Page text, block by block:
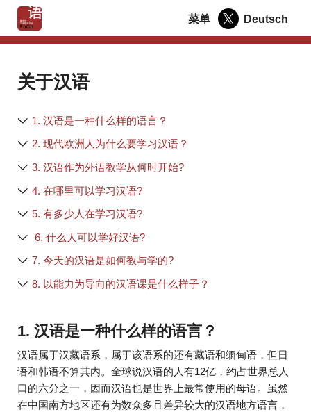
菜单 Deutsch
关于汉语
1. 汉语是一种什么样的语言？
2. 现代欧洲人为什么要学习汉语？
3. 汉语作为外语教学从何时开始?
4. 在哪里可以学习汉语?
5. 有多少人在学习汉语?
6. 什么人可以学好汉语?
7. 今天的汉语是如何教与学的?
8. 以能力为导向的汉语课是什么样子？
1. 汉语是一种什么样的语言？
汉语属于汉藏语系，属于该语系的还有藏语和缅甸语，但日
语和韩语不算其内。全球说汉语的人有12亿，约占世界总人
口的六分之一，因而汉语也是世界上最常使用的母语。虽然
在中国南方地区还有为数众多且差异较大的汉语地方语言，